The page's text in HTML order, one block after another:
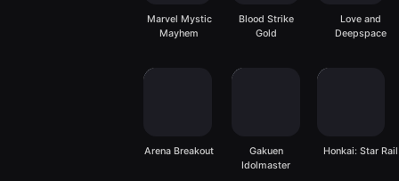
Marvel Mystic
Mayhem
Blood Strike
Gold
Love and
Deepspace
Arena Breakout
Gakuen
Idolmaster
Honkai: Star Rail